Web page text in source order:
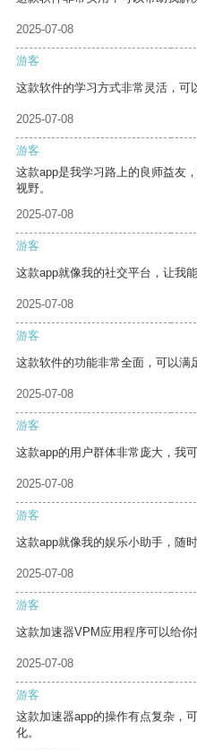
2025-07-08
游客
这款软件的学习方式非常灵活，可
2025-07-08
游客
这款app是我学习路上的良师益友
视野。
2025-07-08
游客
这款app就像我的社交平台，让我
2025-07-08
游客
这款软件的功能非常全面，可以满
2025-07-08
游客
这款app的用户群体非常庞大，我
2025-07-08
游客
这款app就像我的娱乐小助手，随
2025-07-08
游客
这款加速器VPM应用程序可以给你
2025-07-08
游客
这款加速器app的操作有点复杂，
化。